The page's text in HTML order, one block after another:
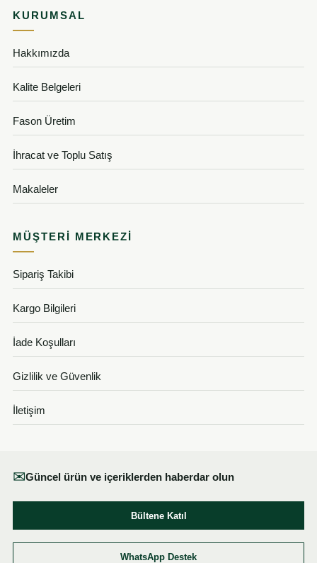
KURUMSAL
Hakkımızda
Kalite Belgeleri
Fason Üretim
İhracat ve Toplu Satış
Makaleler
MÜŞTERI MERKEZI
Sipariş Takibi
Kargo Bilgileri
İade Koşulları
Gizlilik ve Güvenlik
İletişim
✉Güncel ürün ve içeriklerden haberdar olun
Bültene Katıl
WhatsApp Destek